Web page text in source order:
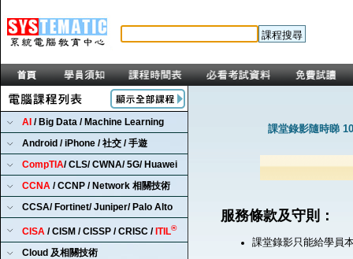
AI / Big Data / Machine Learning
Android / iPhone / 社交 / 手遊
CompTIA/ CLS/ CWNA/ 5G/ Huawei
CCNA / CCNP / Network 相關技術
CCSA/ Fortinet/ Juniper/ Palo Alto
CISA / CISM / CISSP / CRISC / ITIL®
Cloud 及相關技術
課堂錄影隨時睇
服務條款及守則：
課堂錄影只能給學員